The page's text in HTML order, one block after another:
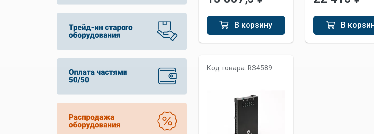
В корзину В
Код товара: RS4589